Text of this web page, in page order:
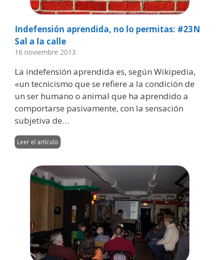
Indefensión aprendida, no lo permitas: #23N
Sal a la calle
16 noviembre 2013
La indefensión aprendida es, según Wikipedia,
«un tecnicismo que se refiere a la condición de
un ser humano o animal que ha aprendido a
comportarse pasivamente, con la sensación
subjetiva de…
Leer el artículo